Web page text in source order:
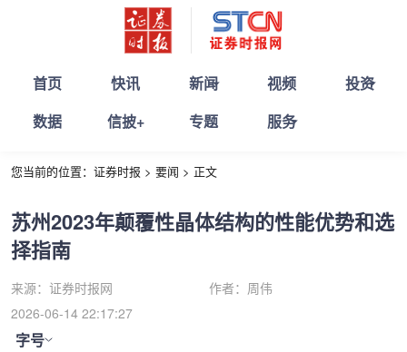
首页 快讯 新闻 视频
投资
数据
信披+ 专题 服务
您当前的位置： 证券时报 > 要闻 > 正文
苏州2023年颠覆性晶体结构的性能优势和选
择指南
来源： 证券时报网 作者： 周伟
2026-06-14 22:17:27
字号